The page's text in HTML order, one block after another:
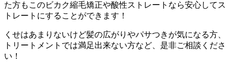
た方もこのビカク縮毛矯正や酸性ストレートなら安心してス
トレートにすることができます！
くせはあまりないけど髪の広がりやパサつきが気になる方、
トリートメントでは満足出来ない方など、是非ご相談くださ
い！